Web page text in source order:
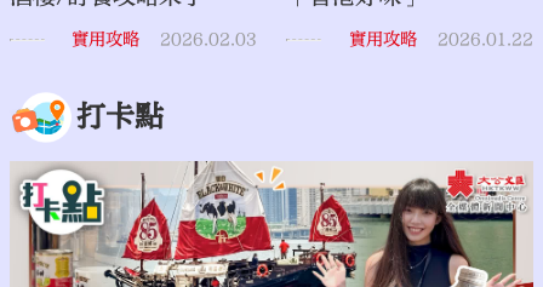
實用攻略 2026.02.03 實用攻略 2026.01.22
打卡點